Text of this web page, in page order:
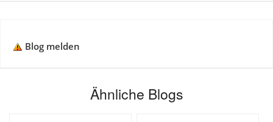
Blog melden
Ähnliche Blogs